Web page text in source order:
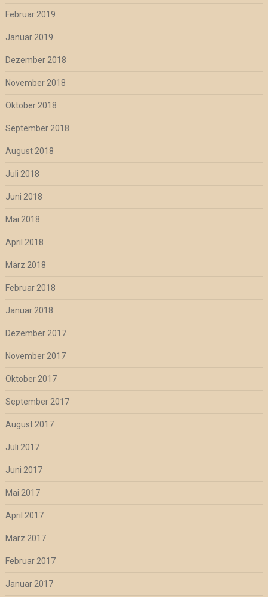
Februar 2019
Januar 2019
Dezember 2018
November 2018
Oktober 2018
September 2018
August 2018
Juli 2018
Juni 2018
Mai 2018
April 2018
März 2018
Februar 2018
Januar 2018
Dezember 2017
November 2017
Oktober 2017
September 2017
August 2017
Juli 2017
Juni 2017
Mai 2017
April 2017
März 2017
Februar 2017
Januar 2017